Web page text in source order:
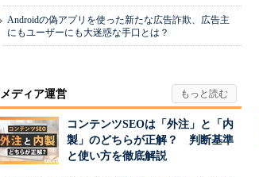
Androidの偽アプリを使った新たな広告詐欺、広告主
にもユーザーにも大迷惑な手口とは？
メディア運営
コンテンツSEOは「外注」と「内
製」のどちらが正解？ 判断基準
と使い方を徹底解説